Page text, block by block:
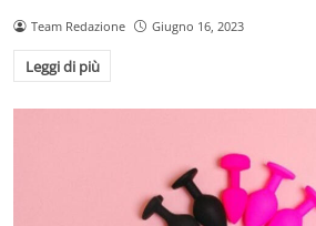
Team Redazione Giugno 16, 2023
Leggi di più